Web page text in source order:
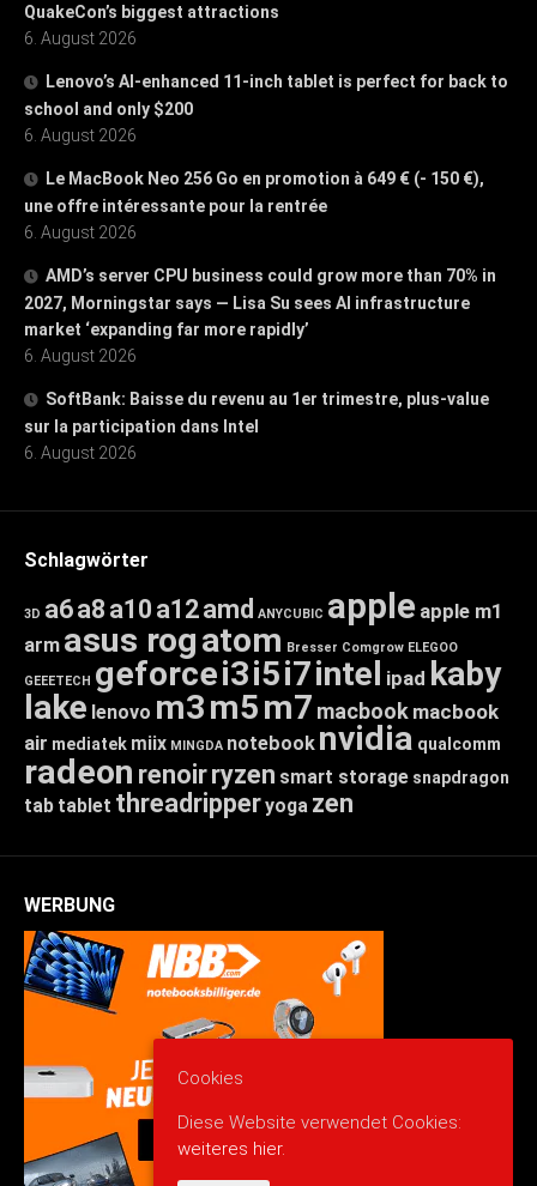
QuakeCon’s biggest attractions
6. August 2026
Lenovo’s AI-enhanced 11-inch tablet is perfect for back to
school and only $200
6. August 2026
Le MacBook Neo 256 Go en promotion à 649 € (- 150 €),
une offre intéressante pour la rentrée
6. August 2026
AMD’s server CPU business could grow more than 70% in
2027, Morningstar says — Lisa Su sees AI infrastructure
market ‘expanding far more rapidly’
6. August 2026
SoftBank: Baisse du revenu au 1er trimestre, plus-value
sur la participation dans Intel
6. August 2026
Schlagwörter
3D a6a8 a10 a12amd ANYCUBIC apple apple m1
arm asus rogatom Bresser Comgrow ELEGOO
GEEETECH geforcei3i5i7intel ipad kaby
lake lenovo m3m5m7 macbook macbook
air mediatek miix MINGDA notebook nvidia qualcomm
radeon renoirryzen smart storage snapdragon
tab tablet threadripperyoga zen
WERBUNG
Cookies
Diese Website verwendet Cookies:
weiteres hier.